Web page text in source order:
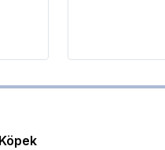
Köpek